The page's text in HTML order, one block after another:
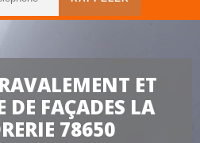
ET
DE FAÇADES LA
78650